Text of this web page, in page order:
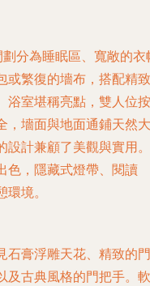
分為睡眠區、寬敞的衣
或繁復的墻布，搭配精致
浴室堪稱亮點，雙人位按
，墻面與地面通鋪天然大
設計兼顧了美觀與實用。
色，隱藏式燈帶、閱讀
境。
石膏浮雕天花、精致的門
及古典風格的門把手。軟